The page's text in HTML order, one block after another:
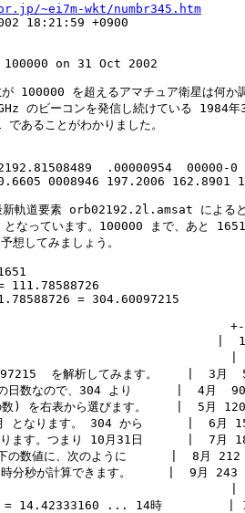
~ei7m-wkt/numbr345.htm
18:21:59 +0900
on 31 Oct 2002
100000 を超えるアマチュア衛星は何か
のビーコンを発信し続けている 1984年
あることがわかりました。
.00000954  00000-
0008946 197.2006 162.8901
新軌道要素 orb02192.2l.amsat による
なっています。100000 まで、あと
想してみましょう。
111.78588726
= 304.60097215
|  1
|  2
を解析してみます。    |  3
年の日数なので、304 より      |  4月
数) を右表から選びます。    |  5月
月 となります。 304 から      |  6月
ります。つまり 10月31日      |  7月
下の数値に、次のように      |  8月
、時分秒が計算できます。     |  9月
| 10
= 14.42333160 ... 14時         |